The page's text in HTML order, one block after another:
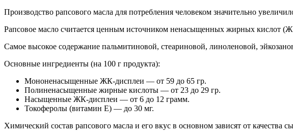
Производство рапсового масла для потребления человеком значительно
Рапсовое масло считается ценным источником ненасыщенных жирных кислот
Самое высокое содержание пальмитиновой, стеариновой, линоленовой,
Основные ингредиенты (на 100 г продукта):
Мононенасыщенные ЖК-дисплеи — от 59 до 65 гр.
Полиненасыщенные жирные кислоты — от 23 до 29 гр.
Насыщенные ЖК-дисплеи — от 6 до 12 грамм.
Токоферолы (витамин Е) — до 30 мг.
Химический состав рапсового масла и его вкус в основном зависят от